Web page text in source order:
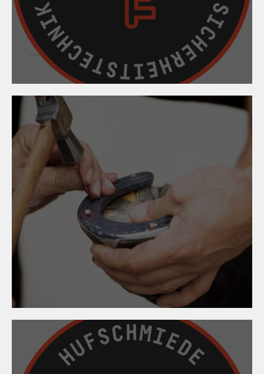
Mein Aufsperrdienst -
Hotline und App gegen
unseriöse Anbieter!
09. April 2024
Hufschmied:innen -
immaterielles Kulturerbe!